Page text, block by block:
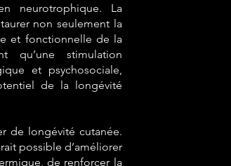
neurotrophique. La
non seulement la
et fonctionnelle de la
qu’une stimulation
et psychosociale,
de la longévité
de longévité cutanée.
possible d’améliorer
de renforcer la